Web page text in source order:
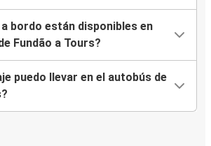
bordo están disponibles en
Fundão a Tours?
puedo llevar en el autobús de